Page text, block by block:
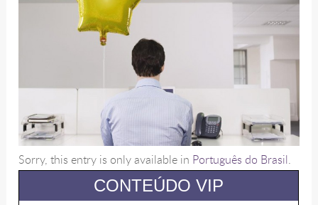
Sorry, this entry is only available in Português do Brasil.
CONTEÚDO VIP